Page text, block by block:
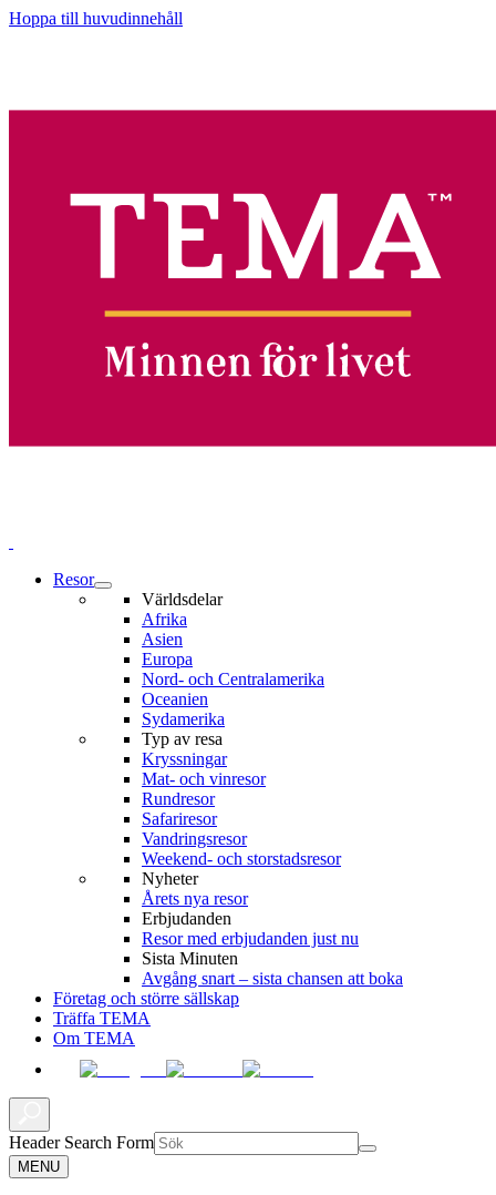
Hoppa till huvudinnehåll
Resor
Världsdelar
Afrika
Asien
Europa
Nord- och Centralamerika
Oceanien
Sydamerika
Typ av resa
Kryssningar
Mat- och vinresor
Rundresor
Safariresor
Vandringsresor
Weekend- och storstadsresor
Nyheter
Årets nya resor
Erbjudanden
Resor med erbjudanden just nu
Sista Minuten
Avgång snart – sista chansen att boka
Företag och större sällskap
Träffa TEMA
Om TEMA
Header Search Form
MENU